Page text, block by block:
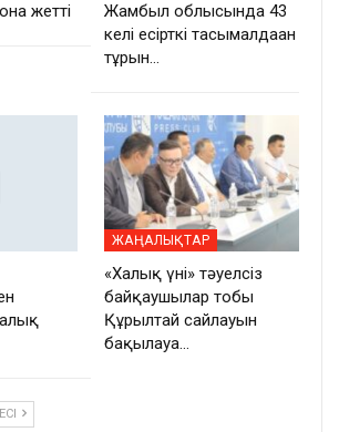
жетті
Жамбыл облысында 43
келі есірткі тасымалдаған
тұрғын…
ЖАҢАЛЫҚТАР
«Халық үні» тәуелсіз
байқаушылар тобы
Құрылтай сайлауын
бақылауға…